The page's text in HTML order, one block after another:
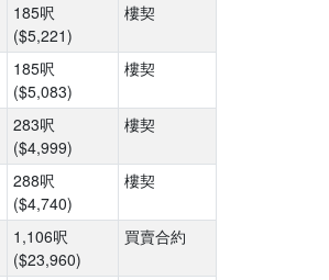
185呎
($5,221)
樓契
185呎
($5,083)
樓契
283呎
($4,999)
樓契
288呎
($4,740)
樓契
1,106呎
($23,960)
買賣合約